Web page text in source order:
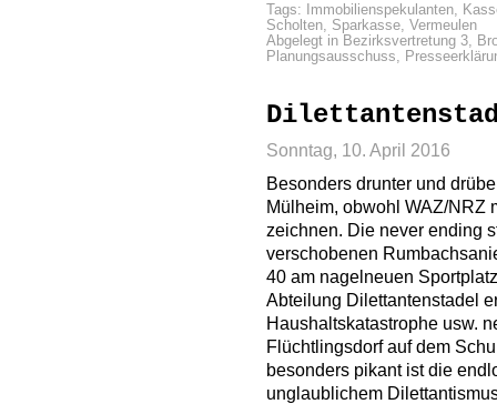
Tags: Immobilienspekulanten,
Scholten, Sparkasse, Vermeulen
Abgelegt in Bezirksvertretung 3,
Planungsausschuss,
Sonntag, 10. April 2016
Besonders drunter und
Mülheim, obwohl WAZ/NRZ
zeichnen. Die never ending
verschobenen
40 am nagelneuen
Abteilung Dilettantenstadel
Haushaltskatastrophe usw.
Flüchtlingsdorf auf dem
besonders pikant ist die
unglaublichem